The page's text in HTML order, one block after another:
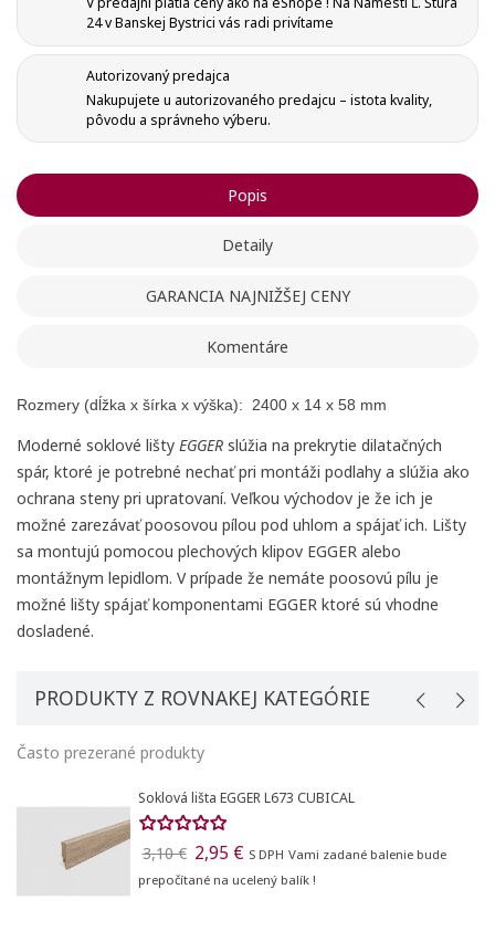
24 v Banskej Bystrici vás radi privítame
Autorizovaný predajca
Nakupujete u autorizovaného predajcu – istota kvality,
pôvodu a správneho výberu.
Popis
Detaily
GARANCIA NAJNIŽŠEJ CENY
Komentáre
Rozmery (dĺžka x šírka x výška): 2400 x 14 x 58 mm
Moderné soklové lišty EGGER slúžia na prekrytie dilatačných
spár, ktoré je potrebné nechať pri montáži podlahy a slúžia ako
ochrana steny pri upratovaní. Veľkou východov je že ich je
možné zarezávať poosovou pílou pod uhlom a spájať ich. Lišty
sa montujú pomocou plechových klipov EGGER alebo
montážnym lepidlom. V prípade že nemáte poosovú pílu je
možné lišty spájať komponentami EGGER ktoré sú vhodne
dosladené.
PRODUKTY Z ROVNAKEJ KATEGÓRIE
Často prezerané produkty
Soklová lišta EGGER L673 CUBICAL
3,10 € 2,95 € S DPH Vami zadané balenie bude
prepočítané na ucelený balík !
Pridať do obľúbených
Vytvoriť zoznam želaní
Meno zoznamu
Registrovať sa
Na vytvorenie zoznamu želaných produktov je potrebné
prihlásiť sa.
Registrovať sa